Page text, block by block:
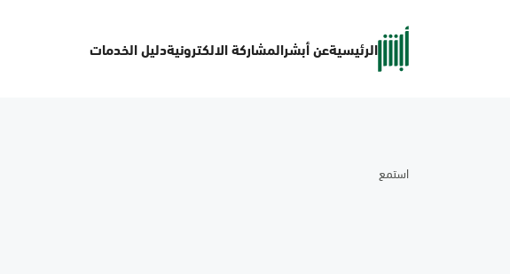
الرئيسيةعن أبشرالمشاركة الالكترونيةدليل الخدمات
استمع